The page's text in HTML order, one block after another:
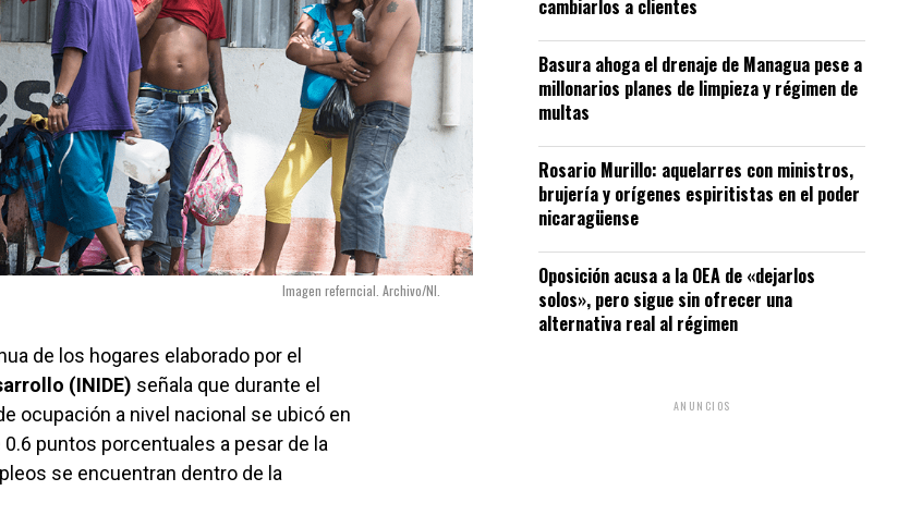
Imagen referncial. Archivo/NI.
de los hogares elaborado por el
(INIDE) señala que durante el
ocupación a nivel nacional se ubicó en
puntos porcentuales a pesar de la
se encuentran dentro de la
cambiarlos a clientes
Basura ahoga el drenaje de Managua pese a
millonarios planes de limpieza y régimen de
multas
Rosario Murillo: aquelarres con ministros,
brujería y orígenes espiritistas en el poder
nicaragüense
Oposición acusa a la OEA de «dejarlos
solos», pero sigue sin ofrecer una
alternativa real al régimen
ANUNCIOS